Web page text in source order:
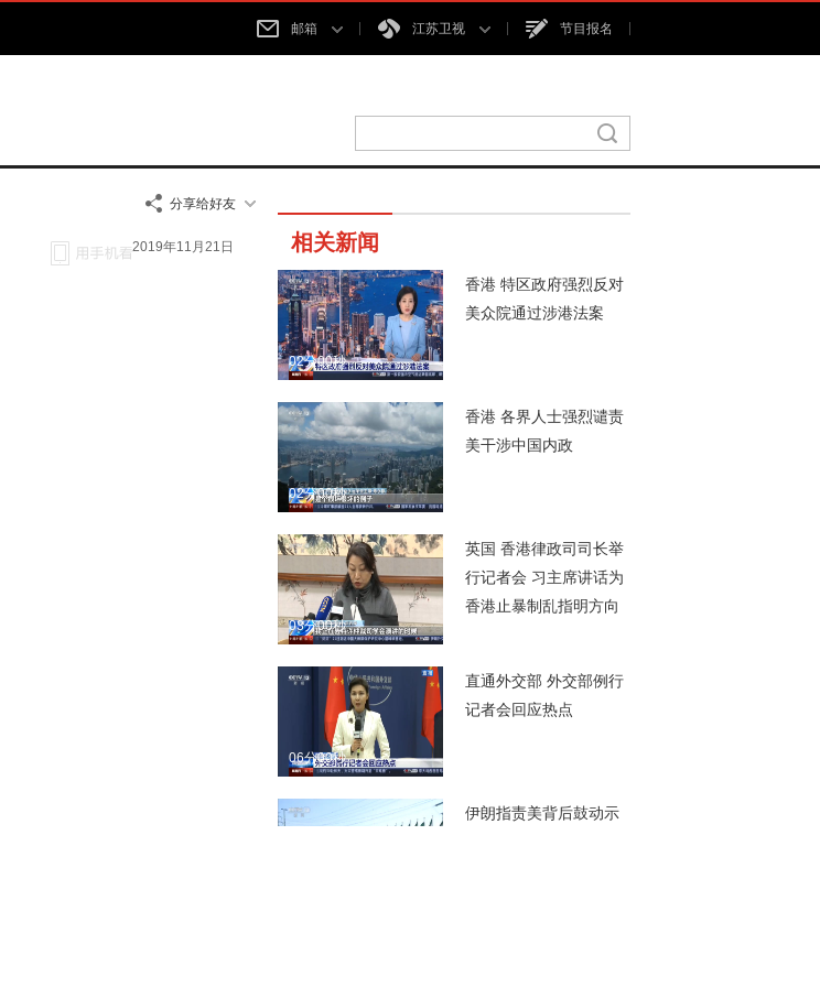
邮箱 江苏卫视 节目报名
分享给好友
2019年11月21日 相关新闻
02分00秒
香港 特区政府强烈反对
美众院通过涉港法案
02分00秒
香港 各界人士强烈谴责
美干涉中国内政
03分00秒
英国 香港律政司司长举
行记者会 习主席讲话为
香港止暴制乱指明方向
06分00秒
直通外交部 外交部例行
记者会回应热点
伊朗指责美背后鼓动示